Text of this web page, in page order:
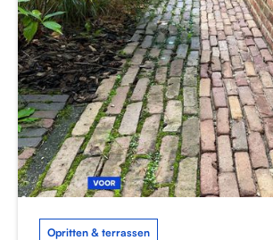
Opritten & terrassen